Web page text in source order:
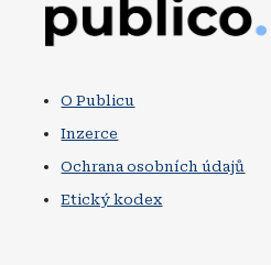
O Publicu
Inzerce
Ochrana osobních údajů
Etický kodex